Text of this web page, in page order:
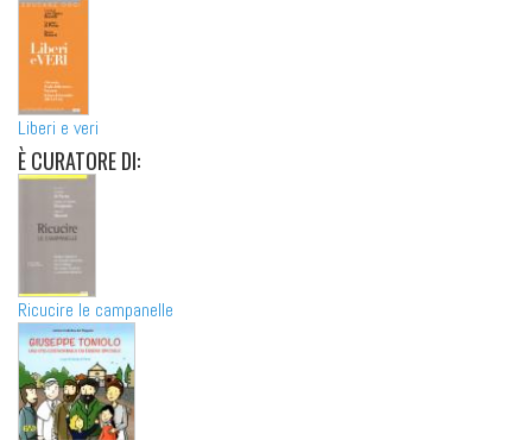
Liberi e veri
ÈCURATORE DI:
Ricucire le campanelle